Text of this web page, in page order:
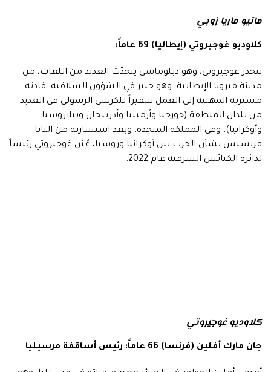
ماتيو ماريا زوبي
كلاوديو غوجيروتي (إيطاليا) 69 عاماً:
يتحدر غوجيروتي، وهو دبلوماسي يتحدّث العديد من اللغات، من
مدينة فيرونا الإيطالية، وهو خبير في الشؤون السلافية. قادته
مسيرته المهنية إلى العمل سفيراً للكرسي الرسولي في العديد
من بلدان المنطقة (جورجيا وأرمينيا وأذربيجان وبيلاروسيا
وأوكرانيا)، وفي المملكة المتحدة. وبعد استشارته من البابا
فرنسيس بشأن الحرب بين أوكرانيا وروسيا، عُيّن غوجيروتي رئيساً
لدائرة الكنائس الشرقية عام 2022.
كلاوديو غوجيروتي
جان مارك أفلين (فرنسا) 66 عاماً: رئيس أساقفة مرسيليا